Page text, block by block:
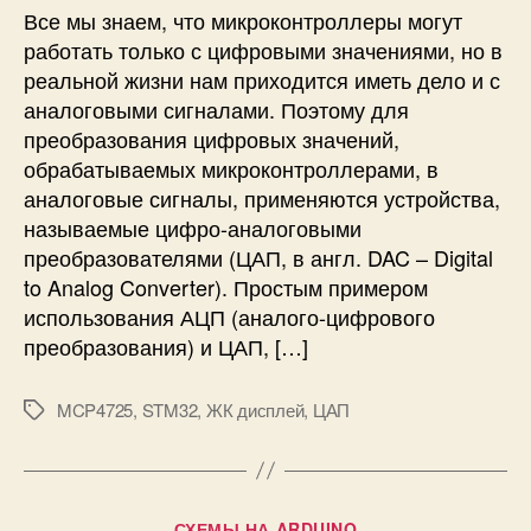
A
к
л
ю
ч
е
н
и
е
ц
ф
р
о
н
а
Все мы знаем, что микроконтроллеры могут
работать только с цифровыми значениями, но в
реальной жизни нам приходится иметь дело и с
аналоговыми сигналами. Поэтому для
преобразования цифровых значений,
обрабатываемых микроконтроллерами, в
аналоговые сигналы, применяются устройства,
называемые цифро-аналоговыми
преобразователями (ЦАП, в англ. DAC – Digital
to Analog Converter). Простым примером
использования АЦП (аналого-цифрового
преобразования) и ЦАП, […]
М
MCP4725, STM32, ЖК дисплей, ЦАП
Р